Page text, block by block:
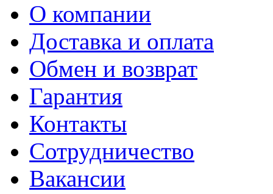
О компании
Доставка и оплата
Обмен и возврат
Гарантия
Контакты
Сотрудничество
Вакансии